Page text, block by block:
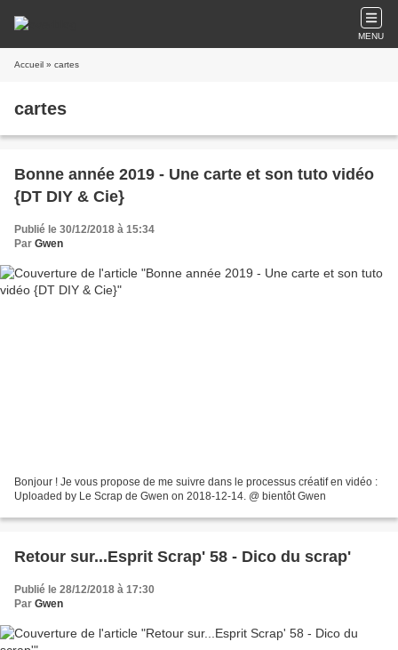
MENU
Accueil » cartes
cartes
Bonne année 2019 - Une carte et son tuto vidéo
{DT DIY & Cie}
Publié le 30/12/2018 à 15:34
Par Gwen
Bonjour ! Je vous propose de me suivre dans le processus créatif en vidéo :
Uploaded by Le Scrap de Gwen on 2018-12-14. @ bientôt Gwen
Retour sur...Esprit Scrap' 58 - Dico du scrap'
Publié le 28/12/2018 à 17:30
Par Gwen